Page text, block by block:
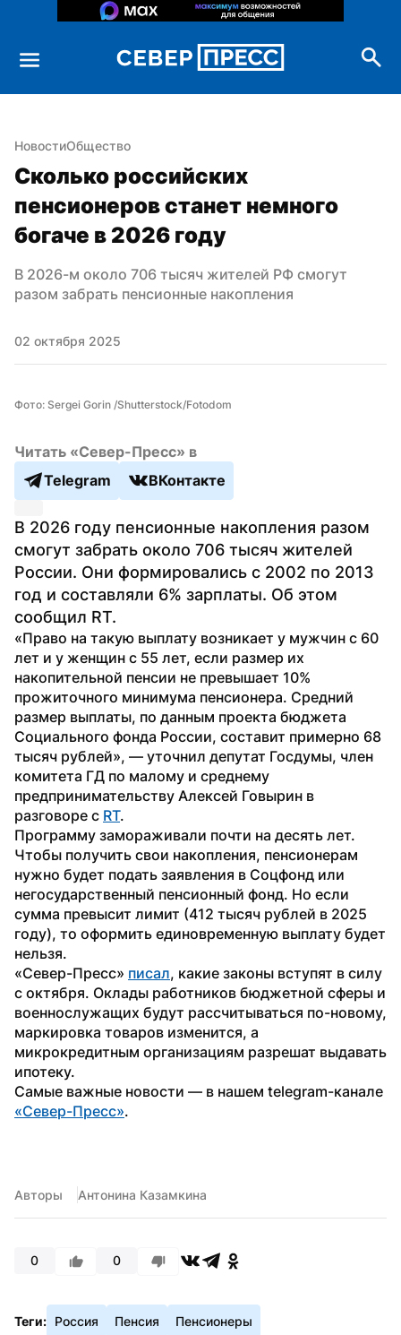
НовостиОбщество
Сколько российских
пенсионеров станет немного
богаче в 2026 году
В 2026-м около 706 тысяч жителей РФ смогут
разом забрать пенсионные накопления
02 октября 2025
Фото: Sergei Gorin /Shutterstock/Fotodom
Читать «Север-Пресс» в
Telegram
ВКонтакте
В 2026 году пенсионные накопления разом
смогут забрать около 706 тысяч жителей
России. Они формировались с 2002 по 2013
год и составляли 6% зарплаты. Об этом
сообщил RT.
«Право на такую выплату возникает у мужчин с 60
лет и у женщин с 55 лет, если размер их
накопительной пенсии не превышает 10%
прожиточного минимума пенсионера. Средний
размер выплаты, по данным проекта бюджета
Социального фонда России, составит примерно 68
тысяч рублей», — уточнил депутат Госдумы, член
комитета ГД по малому и среднему
предпринимательству Алексей Говырин в
разговоре с RT.
Программу замораживали почти на десять лет.
Чтобы получить свои накопления, пенсионерам
нужно будет подать заявления в Соцфонд или
негосударственный пенсионный фонд. Но если
сумма превысит лимит (412 тысяч рублей в 2025
году), то оформить единовременную выплату будет
нельзя.
«Север-Пресс» писал, какие законы вступят в силу
с октября. Оклады работников бюджетной сферы и
военнослужащих будут рассчитываться по-новому,
маркировка товаров изменится, а
микрокредитным организациям разрешат выдавать
ипотеку.
«Север-Пресс».
Авторы Антонина Казамкина
0 0
Теги: Россия Пенсия Пенсионеры